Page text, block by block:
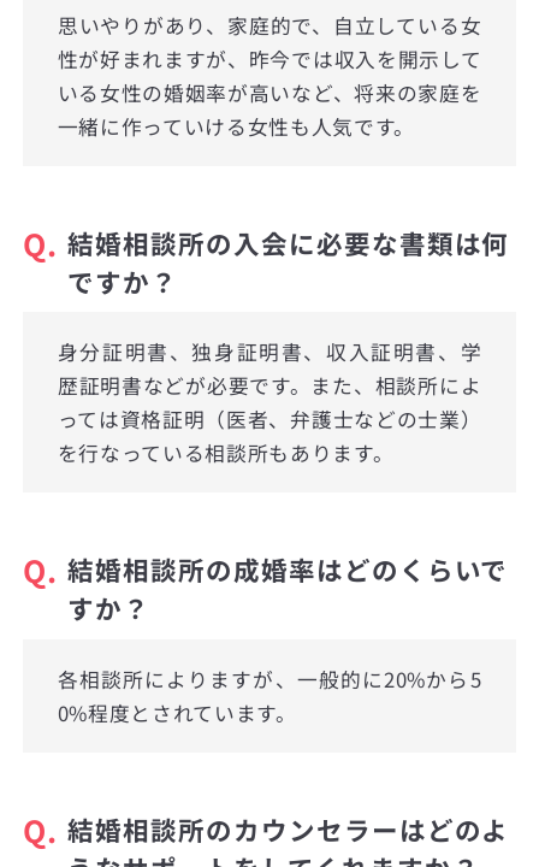
思いやりがあり、家庭的で、自立している女
性が好まれますが、昨今では収入を開示して
いる女性の婚姻率が高いなど、将来の家庭を
一緒に作っていける女性も人気です。
Q. 結婚相談所の入会に必要な書類は何
ですか？
身分証明書、独身証明書、収入証明書、学
歴証明書などが必要です。また、相談所によ
っては資格証明（医者、弁護士などの士業）
を行なっている相談所もあります。
Q. 結婚相談所の成婚率はどのくらいで
すか？
各相談所によりますが、一般的に20%から5
0%程度とされています。
Q. 結婚相談所のカウンセラーはどのよ